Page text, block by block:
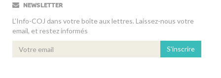
NEWSLETTER
L’Info-COJ dans votre boîte aux lettres. Laissez-nous votre
email, et restez informés
S'inscrire